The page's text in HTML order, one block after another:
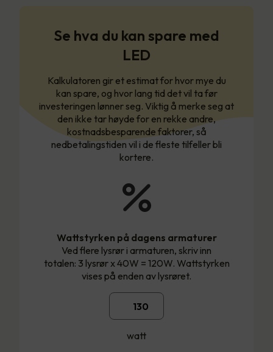
Se hva du kan spare med
LED
Kalkulatoren gir et estimat for hvor mye du
kan spare, og hvor lang tid det vil ta før
investeringen lønner seg. Viktig å merke seg at
den ikke tar høyde for en rekke andre,
kostnadsbesparende faktorer, så
nedbetalingstiden vil i de fleste tilfeller bli
kortere.
Wattstyrken på dagens armaturer
Ved flere lysrør i armaturen, skriv inn
totalen: 3 lysrør x 40W = 120W. Wattstyrken
vises på enden av lysrøret.
watt